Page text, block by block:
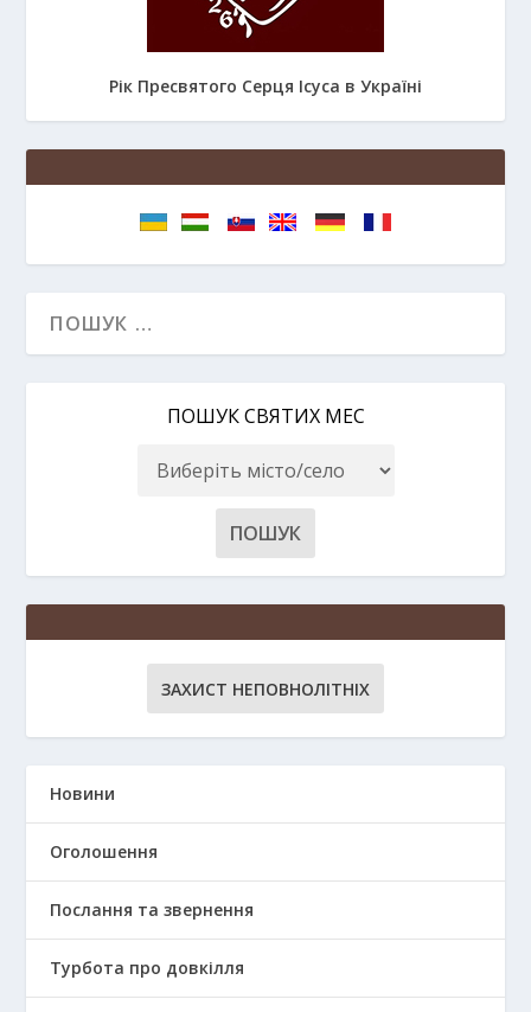
Рік Пресвятого Серця Ісуса в Україні
ПОШУК СВЯТИХ МЕС
ЗАХИСТ НЕПОВНОЛІТНІХ
Новини
Оголошення
Послання та звернення
Турбота про довкілля